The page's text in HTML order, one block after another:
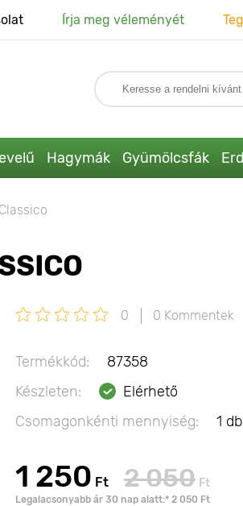
Írja meg véleményét
Hagymák Gyümölcsfák
0 0 Kommentek
Termékkód:
87358
Készleten:
Elérhető
Csomagonkénti mennyiség:
1
1 250 Ft 2 050 Ft
Legalacsonyabb ár 30 nap alatt:* 2 050 Ft